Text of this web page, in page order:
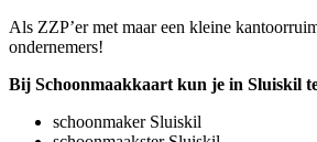
Als ZZP’er met maar een kleine
ondernemers!
Bij Schoonmaakkaart kun je in Sluiskil
schoonmaker Sluiskil